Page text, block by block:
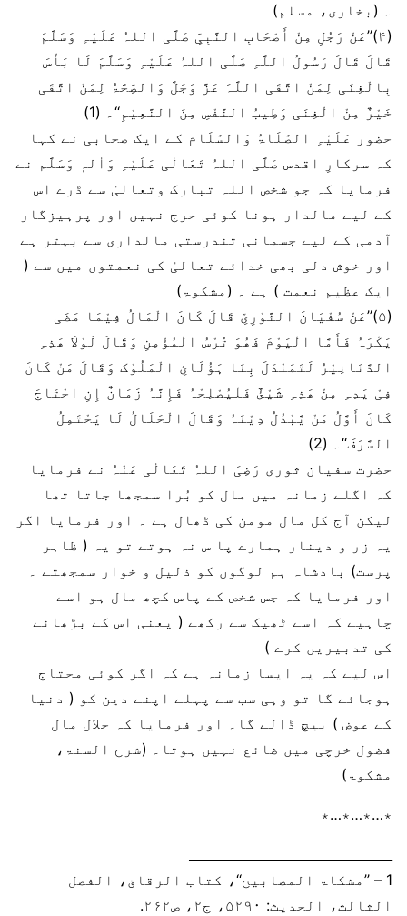
۔ (بخاری، مسلم)
(۴)’’عَنْ رَجُلٍ مِنْ أَصْحَابِ النَّبِیِّ صَلَّی اللہُ عَلَیْہِ وَسَلَّمَ
قَالَ قَالَ رَسُولُ اللَّہِ صَلَّی اللہُ عَلَیْہِ وَسَلَّمَ لَا بَأْسَ
بِالْغِنَی لِمَنْ اتَّقَی اللَّہَ عَزَّ وَجَلَّ وَالصِّحَّۃُ لِمَنْ اتَّقَی
خَیْرٌ مِنْ الْغِنَی وَطِیبُ النَّفْسِ مِنَ النَّعِیْمِ‘‘۔ (1)
حضور عَلَیْہِ الصَّلَاۃُ وَالسَّلَام کے ایک صحابی نے کہا
کہ سرکارِ اقدس صَلَّی اللہُ تَعَالٰی عَلَیْہِ وَاٰلہٖ وَسَلَّم نے
فرمایا کہ جو شخص اللہ تبارک وتعالیٰ سے ڈرے اس
کے لیے مالدار ہونا کوئی حرج نہیں اور پرہیزگار
آدمی کے لیے جسمانی تندرستی مالداری سے بہتر ہے
اور خوش دلی بھی خدائے تعالیٰ کی نعمتوں میں سے (
ایک عظیم نعمت ) ہے ۔ (مشکوۃ)
(۵)’’عَنْ سُفْیَانَ الثَّوْرِیِّ قَالَ کَانَ الْمَالُ فِیْمَا مَضَی
یَکْرَہُ فَأَمَّا الْیَوْمَ فَھُوَ تُرْسُ الْمُؤْمِنِ وَقَالَ لَوْلاَ ھَذِہِ
الدَّنَانِیْرُ لَتَمَنْدَلَ بِنَا ہَؤُلَائِ الْمَلُوْک وَقَالَ مَنْ کَانَ
فِیْ یَدِہِ مِنْ ھَذِہِ شَیْئٌ فَلْیُصْلِحْہُ فَإِنَّہُ زَمَانٌ إِنِ احْتَاجَ
کَانَ أَوَّلُ مَنْ یَّبْذُلُ دِیْنَہُ وَقَالَ الْحَلَالُ لَا یَحْتَمِلُ
السَّرَفَ‘‘۔ (2)
حضرت سفیان ثوری رَضِیَ اللہُ تَعَالٰی عَنْہُ نے فرمایا
کہ اگلے زمانہ میں مال کو بُرا سمجھا جاتا تھا
لیکن آج کل مال مومن کی ڈھال ہے ۔ اور فرمایا اگر
یہ زر و دینار ہمارے پا س نہ ہوتے تو یہ ( ظاہر
پرست) بادشاہ ہم لوگوں کو ذلیل و خوار سمجھتے ۔
اور فرمایا کہ جس شخص کے پاس کچھ مال ہو اسے
چاہیے کہ اسے ٹھیک سے رکھے ( یعنی اس کے بڑھانے
کی تدبیریں کرے )
اس لیے کہ یہ ایسا زمانہ ہے کہ اگر کوئی محتاج
ہوجائے گا تو وہی سب سے پہلے اپنے دین کو ( دنیا
کے عوض ) بیچ ڈالے گا۔ اور فرمایا کہ حلال مال
فضول خرچی میں ضائع نہیں ہوتا۔ (شرح السنۃ،
مشکوۃ)
٭…٭…٭…٭
1 – ’’مشکاۃ المصابیح‘‘، کتاب الرقاق، الفصل
الثالث، الحدیث: ۵۲۹۰، ج۲، ص۲۶۲.